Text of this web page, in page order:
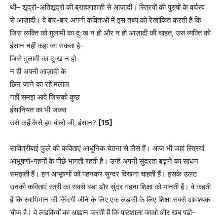
थी– शूद्रों-अतिशूद्रों की ब्राह्मणशाही से आज़ादी। स्त्रियों की पुरुषों के वर्चस्व
से आज़ादी। वे बार-बार अपनी कविताओं में इस तथ्य को रेखांकित करती हैं कि
जिस व्यक्ति को ग़ुलामी का दुःख न हो और न हो आज़ादी की चाहत, उस व्यक्ति को
इंसान नहीं कहा जा सकता है–
जिसे ग़ुलामी का दुःख न हो
न ही अपनी आज़ादी के
छिन जाने का रहे मलाल
नहीं समझ आवे जिसको कुछ
इंसानियत का भी जज़्बा
उसे कहें कैसे हम बोलो जी, इंसान? [15]
सावित्रीबाई फुले की कविताएं आधुनिक चेतना से लैस हैं। आज भी जहां स्त्रियां
आभूषणों-गहनों के पीछे भागती रहती हैं। उन्हें अपनी सुंदरता बढ़ाने का साधन
समझती हैं। इन आभूषणों को पहनकर सुन्दर दिखना चाहती हैं। इसके उलट
उनकी कविताएं स्त्री का सबसे बड़ा और सुंदर गहना शिक्षा को मानती हैं। वे कहती
हैं कि स्वाभिमान की ज़िंदगी जीने के लिए एक लड़की के लिए शिक्षा सबसे आवश्यक
चीज़ है। वे लड़कियों का आह्वान करती हैं कि पाठशाला जाओ और ख़ूब पढ़ो-